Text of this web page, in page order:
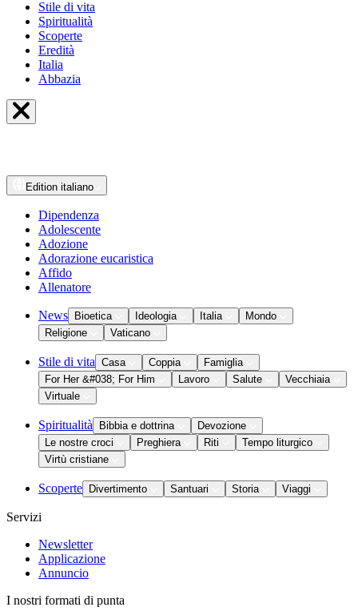
Stile di vita
Spiritualità
Scoperte
Eredità
Italia
Abbazia
Edition italiano
Dipendenza
Adolescente
Adozione
Adorazione eucaristica
Affido
Allenatore
News Bioetica Ideologia Italia
Mondo
Religione
Vaticano
Stile di vita Casa Coppia
Famiglia
For Her &#038; For Him
Lavoro Salute
Vecchiaia
Virtuale
Spiritualità Bibbia e dottrina
Devozione
Le nostre croci
Preghiera Riti
Tempo liturgico
Virtù cristiane
Scoperte Divertimento Santuari Storia Viaggi
Servizi
Newsletter
Applicazione
Annuncio
I nostri formati di punta